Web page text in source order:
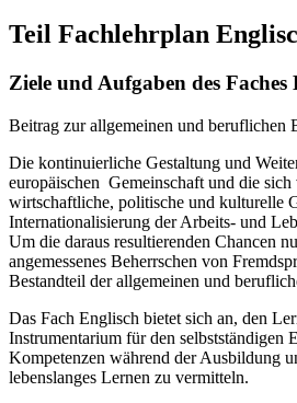
Teil Fachlehrplan
Ziele und Aufgaben des Faches
Beitrag zur allgemeinen und beruflichen
Die kontinuierliche Gestaltung und
europäischen Gemeinschaft und die sich
wirtschaftliche, politische und kulturelle
Internationalisierung der Arbeits- und
Um die daraus resultierenden Chancen
angemessenes Beherrschen von
Bestandteil der allgemeinen und
Das Fach Englisch bietet sich an, den
Instrumentarium für den selbstständigen
Kompetenzen während der Ausbildung
lebenslanges Lernen zu vermitteln.